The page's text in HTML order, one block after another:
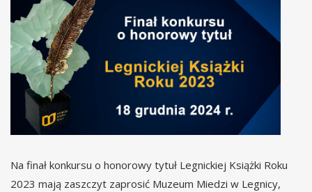
Na finał konkursu o honorowy tytuł Legnickiej Książki Roku
2023 mają zaszczyt zaprosić Muzeum Miedzi w Legnicy,